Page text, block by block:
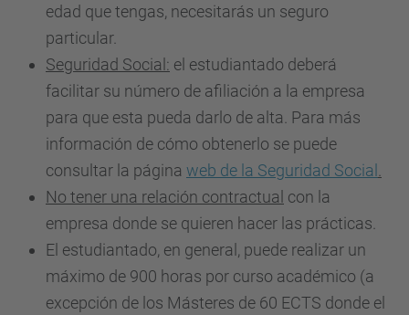
edad que tengas, necesitarás un seguro
particular.
Seguridad Social: el estudiantado deberá
facilitar su número de afiliación a la empresa
para que esta pueda darlo de alta. Para más
información de cómo obtenerlo se puede
consultar la página web de la Seguridad Social
No tener una relación contractual con la
empresa donde se quieren hacer las prácticas.
El estudiantado, en general, puede realizar un
máximo de 900 horas por curso académico (a
excepción de los Másteres de 60 ECTS donde el